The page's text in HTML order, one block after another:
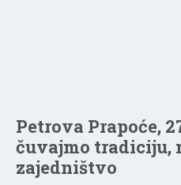
Petrova Prapoće,
čuvajmo tradiciju,
zajedništvo